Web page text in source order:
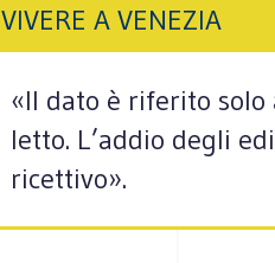
VIVERE A VENEZIA
«Il dato è riferito
letto. L’addio degli
ricettivo».